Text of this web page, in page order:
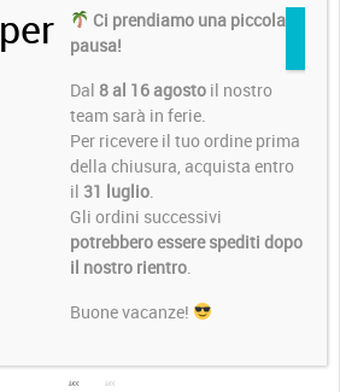
Ci prendiamo una piccola
pausa!
Dal 8 al 16 agosto il nostro
team sarà in ferie.
Per ricevere il tuo ordine prima
della chiusura, acquista entro
il 31 luglio
Gli ordini successivi
potrebbero essere spediti dopo
il nostro rientro
Buone vacanze!